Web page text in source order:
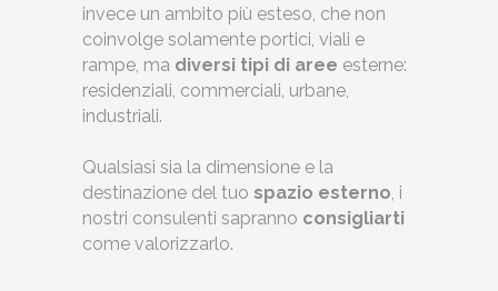
invece un ambito più esteso, che non
coinvolge solamente portici, viali e
rampe, ma diversi tipi di aree esterne:
residenziali, commerciali, urbane,
industriali.
Qualsiasi sia la dimensione e la
destinazione del tuo spazio esterno , i
nostri consulenti sapranno consigliarti
come valorizzarlo.